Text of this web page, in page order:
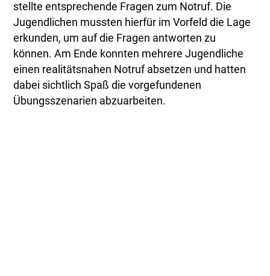
stellte entsprechende Fragen zum Notruf. Die
Jugendlichen mussten hierfür im Vorfeld die Lage
erkunden, um auf die Fragen antworten zu
können. Am Ende konnten mehrere Jugendliche
einen realitätsnahen Notruf absetzen und hatten
dabei sichtlich Spaß die vorgefundenen
Übungsszenarien abzuarbeiten.